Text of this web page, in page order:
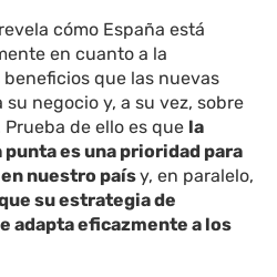
cómo España está
en cuanto a la
que las nuevas
negocio y, a su vez, sobre
de ello es que la
es una prioridad para
en nuestro paísy, en paralelo,
su estrategia de
adapta eficazmente a los